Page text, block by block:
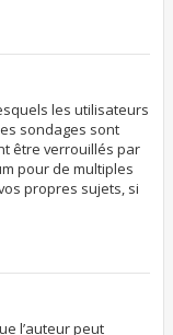
les utilisateurs
sondages sont
être verrouillés par
pour de multiples
propres sujets, si
l’auteur peut